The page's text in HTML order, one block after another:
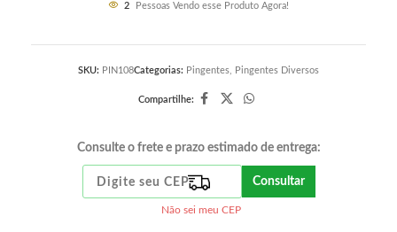
2 Pessoas Vendo esse Produto Agora!
SKU: PIN108Categorias: Pingentes, Pingentes Diversos
Compartilhe:
Consulte o frete e prazo estimado de entrega:
Consultar
Não sei meu CEP